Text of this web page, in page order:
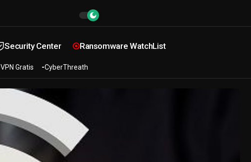
Security Center Ransomware WatchList
VPN Gratis CyberThreath